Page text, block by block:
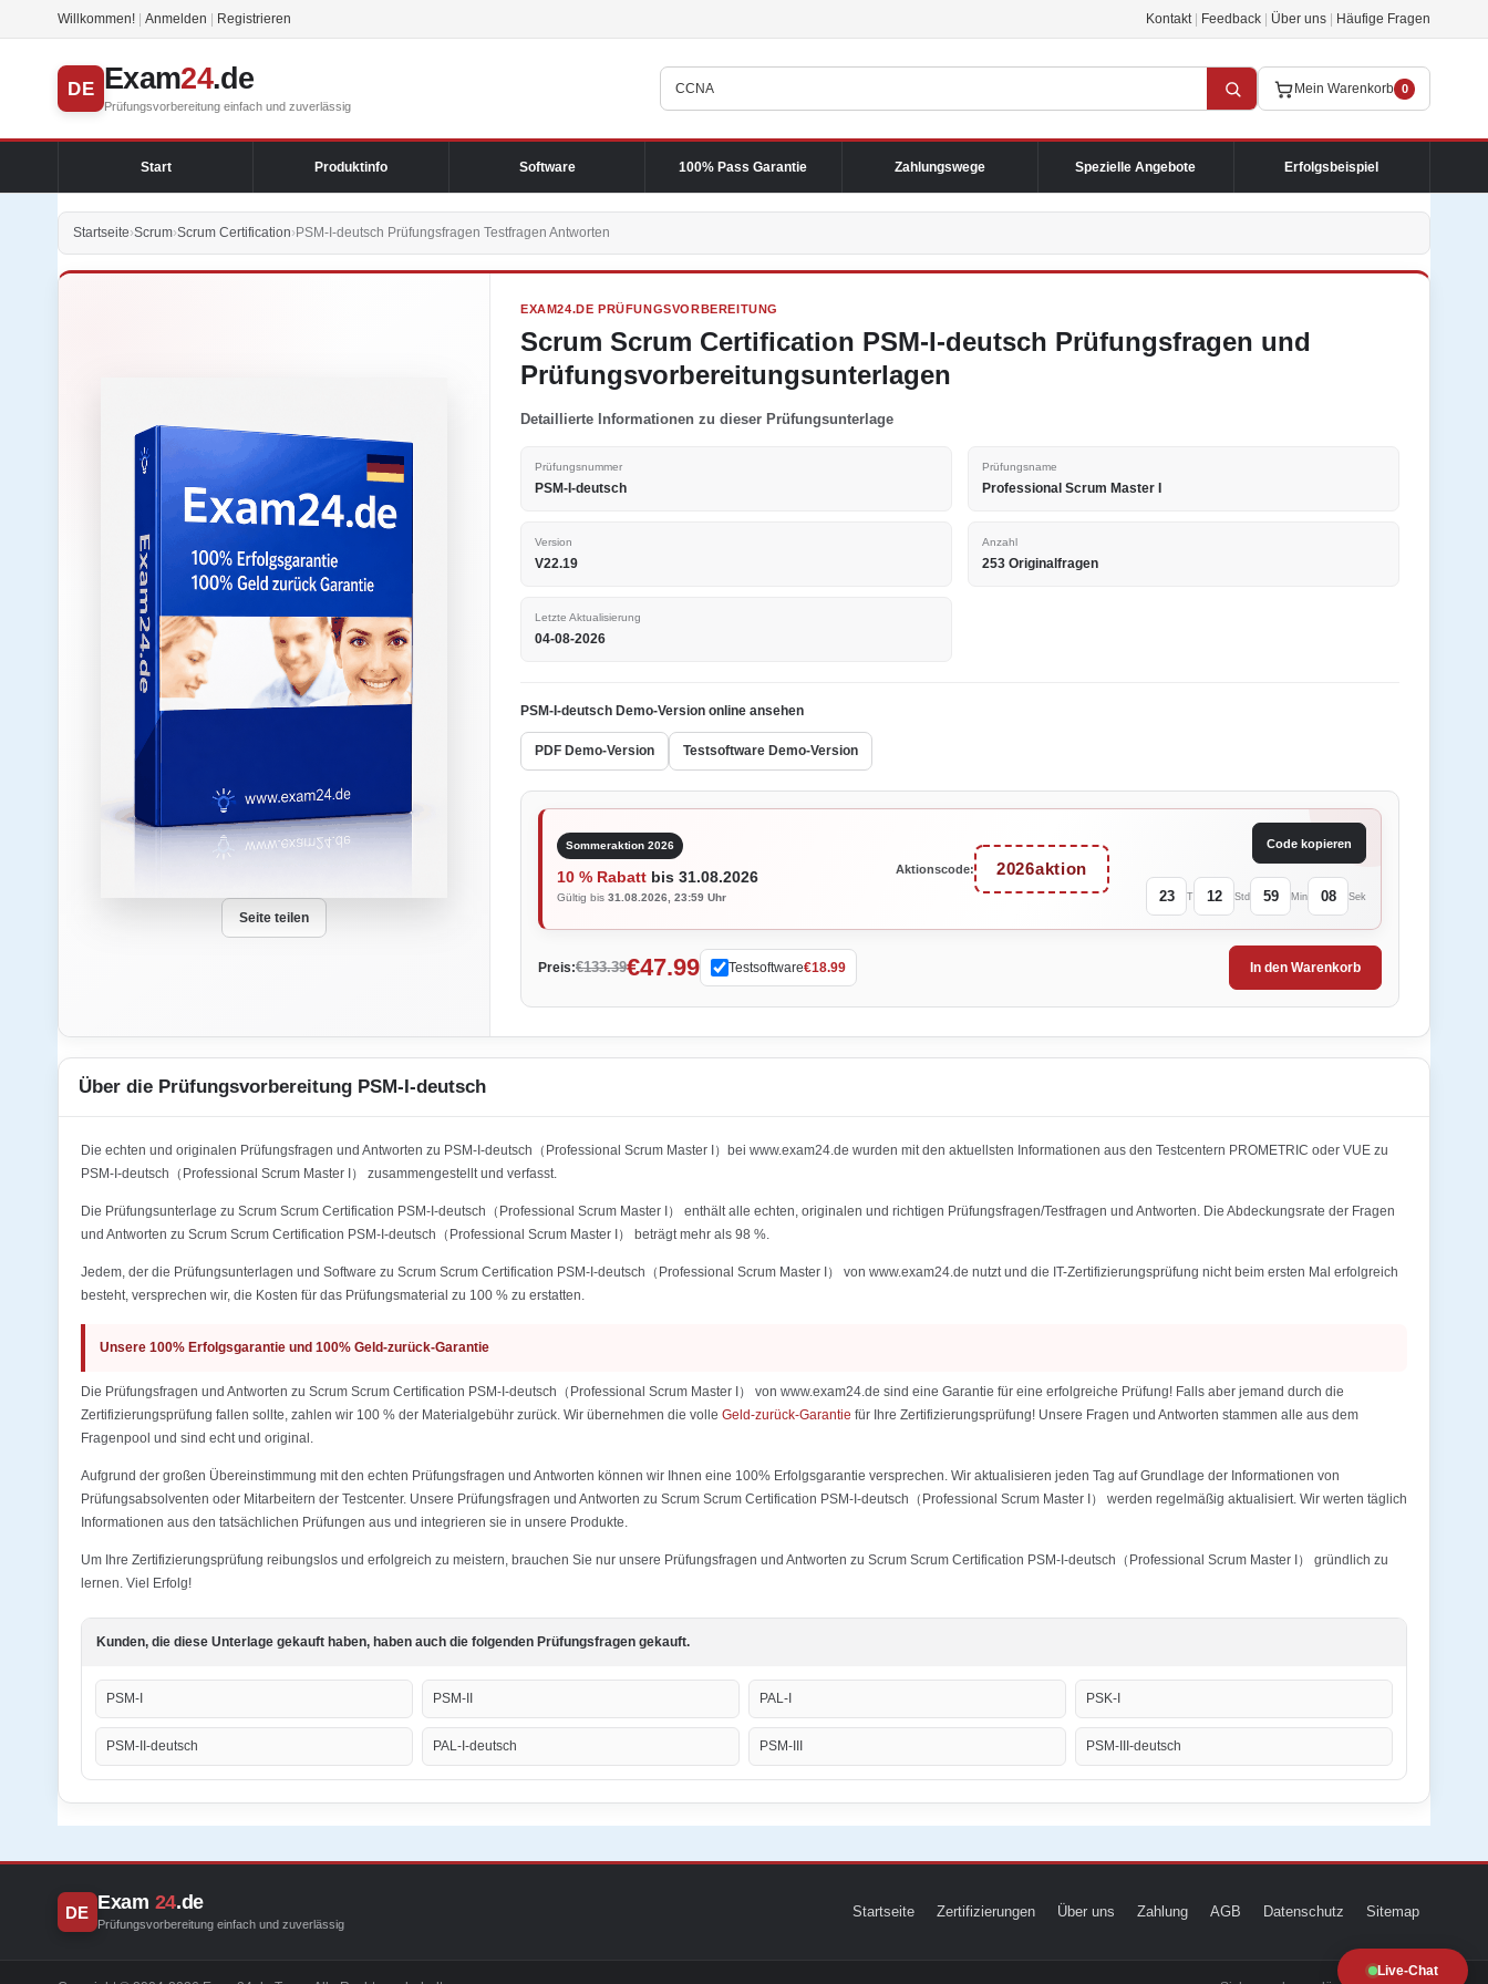
Willkommen! Anmelden Registrieren Kontakt Feedback Über uns Häufige Fragen
DE Exam24.de
Prüfungsvorbereitung einfach und zuverlässig
Mein Warenkorb 0
Start Produktinfo Software 100% Pass Garantie Zahlungswege Spezielle Angebote Erfolgsbeispiel
Live-Chat
Startseite›Scrum›Scrum Certification›PSM-I-deutsch Prüfungsfragen Testfragen Antworten
Seite teilen
EXAM24.DE PRÜFUNGSVORBEREITUNG
Scrum Scrum Certification PSM-I-deutsch Prüfungsfragen und
Prüfungsvorbereitungsunterlagen
Detaillierte Informationen zu dieser Prüfungsunterlage
Prüfungsnummer
PSM-I-deutsch
Prüfungsname
Professional Scrum Master I
Version
V22.19
Anzahl
253 Originalfragen
Letzte Aktualisierung
04-08-2026
PSM-I-deutsch Demo-Version online ansehen
PDF Demo-Version Testsoftware Demo-Version
Sommeraktion 2026
10 % Rabatt bis 31.08.2026
Gültig bis 31.08.2026, 23:59 Uhr
Aktionscode: 2026aktion
Code kopieren
23 T 12 Std 59 Min 08 Sek
Preis:€133.39€47.99 Testsoftware€18.99 In den Warenkorb
Über die Prüfungsvorbereitung PSM-I-deutsch
Die echten und originalen Prüfungsfragen und Antworten zu PSM-I-deutsch（Professional Scrum Master I）bei www.exam24.de wurden mit den aktuellsten Informationen aus den Testcentern PROMETRIC oder VUE zu
PSM-I-deutsch（Professional Scrum Master I） zusammengestellt und verfasst.
Die Prüfungsunterlage zu Scrum Scrum Certification PSM-I-deutsch（Professional Scrum Master I） enthält alle echten, originalen und richtigen Prüfungsfragen/Testfragen und Antworten. Die Abdeckungsrate der Fragen
und Antworten zu Scrum Scrum Certification PSM-I-deutsch（Professional Scrum Master I） beträgt mehr als 98 %.
Jedem, der die Prüfungsunterlagen und Software zu Scrum Scrum Certification PSM-I-deutsch（Professional Scrum Master I） von www.exam24.de nutzt und die IT-Zertifizierungsprüfung nicht beim ersten Mal erfolgreich
besteht, versprechen wir, die Kosten für das Prüfungsmaterial zu 100 % zu erstatten.
Unsere 100% Erfolgsgarantie und 100% Geld-zurück-Garantie
Die Prüfungsfragen und Antworten zu Scrum Scrum Certification PSM-I-deutsch（Professional Scrum Master I） von www.exam24.de sind eine Garantie für eine erfolgreiche Prüfung! Falls aber jemand durch die
Zertifizierungsprüfung fallen sollte, zahlen wir 100 % der Materialgebühr zurück. Wir übernehmen die volle Geld-zurück-Garantie für Ihre Zertifizierungsprüfung! Unsere Fragen und Antworten stammen alle aus dem
Fragenpool und sind echt und original.
Aufgrund der großen Übereinstimmung mit den echten Prüfungsfragen und Antworten können wir Ihnen eine 100% Erfolgsgarantie versprechen. Wir aktualisieren jeden Tag auf Grundlage der Informationen von
Prüfungsabsolventen oder Mitarbeitern der Testcenter. Unsere Prüfungsfragen und Antworten zu Scrum Scrum Certification PSM-I-deutsch（Professional Scrum Master I） werden regelmäßig aktualisiert. Wir werten täglich
Informationen aus den tatsächlichen Prüfungen aus und integrieren sie in unsere Produkte.
Um Ihre Zertifizierungsprüfung reibungslos und erfolgreich zu meistern, brauchen Sie nur unsere Prüfungsfragen und Antworten zu Scrum Scrum Certification PSM-I-deutsch（Professional Scrum Master I） gründlich zu
lernen. Viel Erfolg!
Kunden, die diese Unterlage gekauft haben, haben auch die folgenden Prüfungsfragen gekauft.
PSM-I PSM-II PAL-I PSK-I
PSM-II-deutsch PAL-I-deutsch PSM-III PSM-III-deutsch
DE Exam 24.de
Prüfungsvorbereitung einfach und zuverlässig
Startseite Zertifizierungen Über uns Zahlung AGB Datenschutz Sitemap